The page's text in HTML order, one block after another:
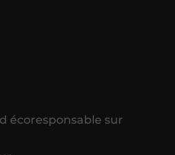
écoresponsable sur